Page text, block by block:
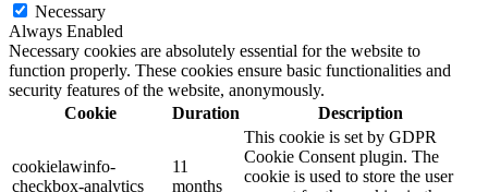
Necessary
Always Enabled
Necessary cookies are absolutely essential for the website to
function properly. These cookies ensure basic functionalities and
security features of the website, anonymously.
Cookie
Duration Description
cookielawinfo-
checkbox-analytics
11
months
This cookie is set by GDPR
Cookie Consent plugin. The
cookie is used to store the user